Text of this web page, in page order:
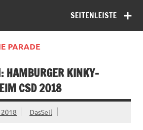
SEITENLEISTE
PARADE
HAMBURGER KINKY-
CSD 2018
DasSeil